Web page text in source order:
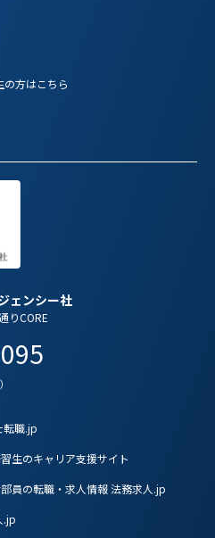
方はこちら
ェンシー社
りCORE
転職.jp
生のキャリア支援サイト
員の転職・求人情報 法務求人.jp
.jp